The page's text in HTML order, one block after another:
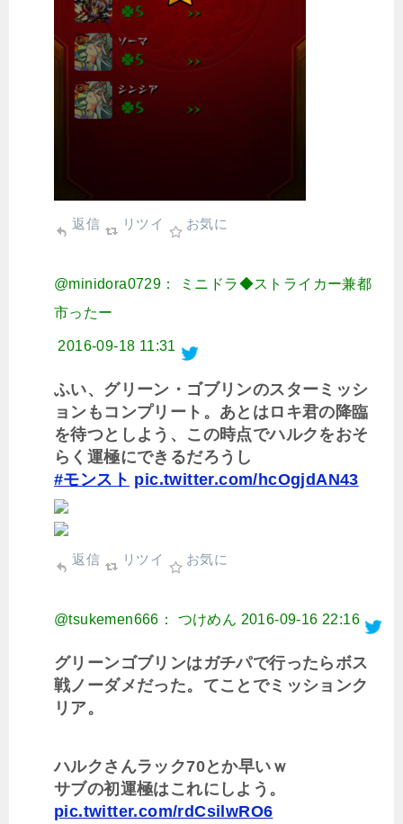
返信 リツイ お気に
@minidora0729： ミニドラ◆ストライカー兼都
市ったー
2016-09-18 11:31
ふい、グリーン・ゴブリンのスターミッシ
ョンもコンプリート。あとはロキ君の降臨
を待つとしよう、この時点でハルクをおそ
らく運極にできるだろうし
#モンスト pic.twitter.com/hcOgjdAN43
返信 リツイ お気に
@tsukemen666： つけめん 2016-09-16 22:16
グリーンゴブリンはガチパで行ったらボス
戦ノーダメだった。てことでミッションク
リア。
ハルクさんラック70とか早いｗ
サブの初運極はこれにしよう。
pic.twitter.com/rdCsilwRO6